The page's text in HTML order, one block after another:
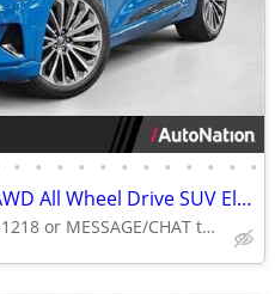
• • • • • • • • • • • •
2019 Audi e-tron Prestige AWD All Wheel Drive SUV Electric AUTONATION
Call (855) 927-1218 or MESSAGE/CHAT to confirm availability